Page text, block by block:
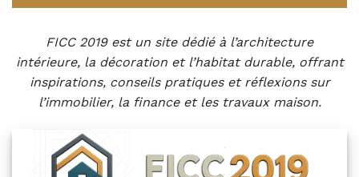
FICC 2019 est un site dédié à l’architecture
intérieure, la décoration et l’habitat durable, offrant
inspirations, conseils pratiques et réflexions sur
l’immobilier, la finance et les travaux maison.